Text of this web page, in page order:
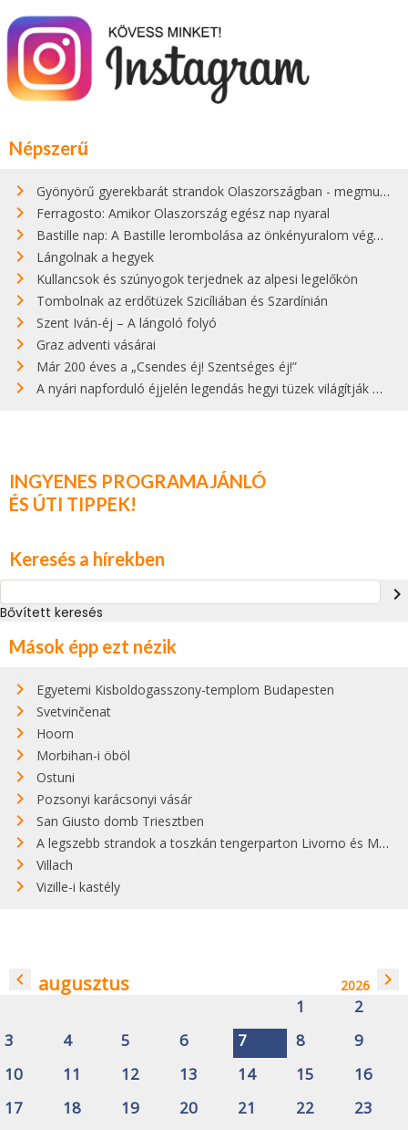
Népszerű
Gyönyörű gyerekbarát strandok Olaszországban - megmutatjuk a 15 legjobbat
Ferragosto: Amikor Olaszország egész nap nyaral
Bastille nap: A Bastille lerombolása az önkényuralom végét jelentette
Lángolnak a hegyek
Kullancsok és szúnyogok terjednek az alpesi legelőkön
Tombolnak az erdőtüzek Szicíliában és Szardínián
Szent Iván-éj – A lángoló folyó
Graz adventi vásárai
Már 200 éves a „Csendes éj! Szentséges éj!”
A nyári napforduló éjjelén legendás hegyi tüzek világítják meg Zugspitzét
INGYENES PROGRAMAJÁNLÓ
ÉS ÚTI TIPPEK!
Keresés a hírekben
navigate_next
Bővített keresés
Mások épp ezt nézik
Egyetemi Kisboldogasszony-templom Budapesten
Svetvinčenat
Hoorn
Morbihan-i öböl
Ostuni
Pozsonyi karácsonyi vásár
San Giusto domb Triesztben
A legszebb strandok a toszkán tengerparton Livorno és Maremma között
Villach
Vizille-i kastély
navigate_before augusztus 2026 navigate_next
1
2
3
4 5 6 7 8
9
10
11 12 13 14 15
16
17
18 19 20 21 22
23